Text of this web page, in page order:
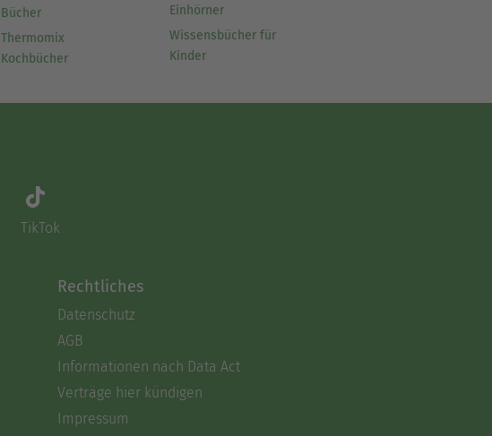
Bücher
Thermomix
Kochbücher
Einhörner
Wissensbücher für
Kinder
TikTok
Rechtliches
Datenschutz
AGB
Informationen nach Data Act
Verträge hier kündigen
Impressum